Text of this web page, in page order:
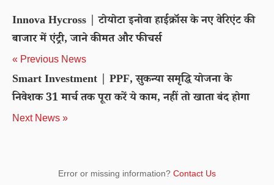
Innova Hycross | टोयोटा इनोवा हाईक्रॉस के नए वेरिएंट की
बाजार में एंट्री, जाने कीमत और फीचर्स
« Previous News
Smart Investment | PPF, सुकन्या समृद्धि योजना के
निवेशक 31 मार्च तक पूरा करें ये काम, नहीं तो खाता बंद होगा
Next News »
Error or missing information? Contact Us